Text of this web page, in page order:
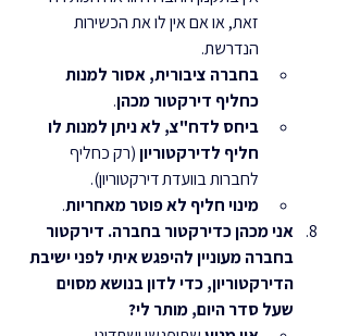
זאת, או אם אין לו את הכשירות
הנדרשת.
בחברה ציבורית, אסור למנות
כחליף דירקטור מכהן.
ביחס לדח"צ, לא ניתן למנות לו
חליף לדירקטוריון (רק כחליף
לחברות בוועדת דירקטוריון).
מינוי חליף לא פוטר מאחריות.
אני מכהן כדירקטור בחברה. דירקטור
בחברה מעוניין להיפגש איתי לפני ישיבת
הדירקטוריון, כדי לדון בנושא מסוים
שעל סדר היום, מותר לי?